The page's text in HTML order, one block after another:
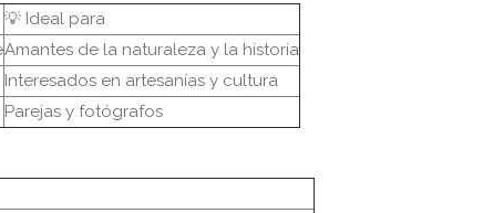
💡 Ideal para
Amantes de la naturaleza y la historia
Interesados en artesanías y cultura
Parejas y fotógrafos